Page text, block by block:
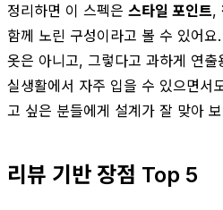
정리하면 이 스펙은 스타일 포인트,
함께 노린 구성이라고 볼 수 있어
옷은 아니고, 그렇다고 과하게 연출
실생활에서 자주 입을 수 있으면서
고 싶은 분들에게 설계가 잘 맞아
리뷰 기반 장점 Top 5